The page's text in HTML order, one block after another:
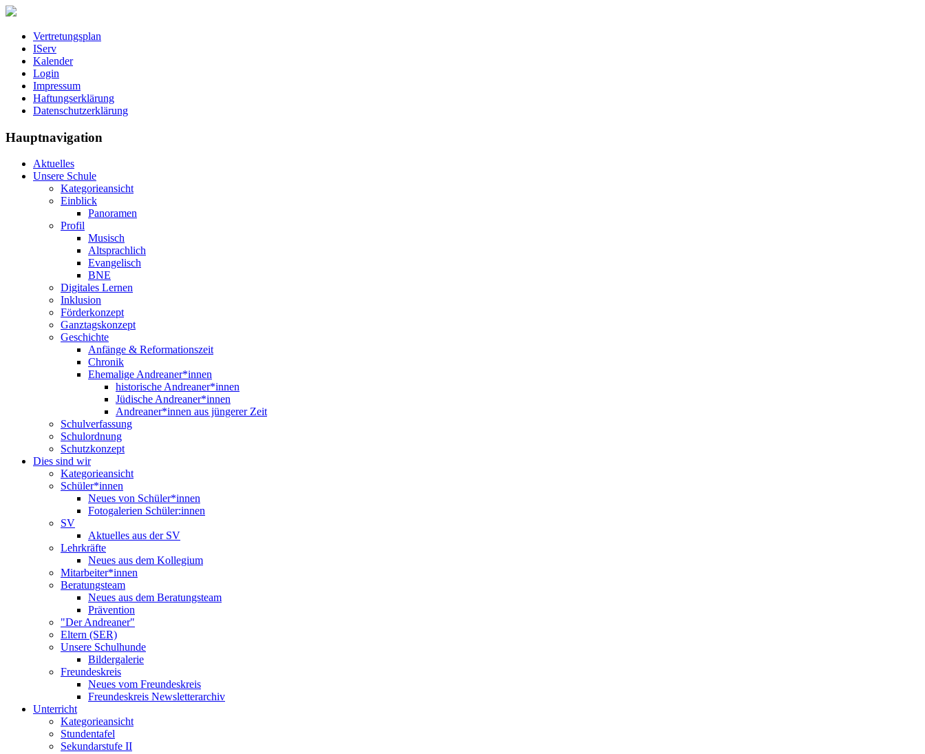
Vertretungsplan
IServ
Kalender
Login
Impressum
Haftungserklärung
Datenschutzerklärung
Hauptnavigation
Aktuelles
Unsere Schule
Kategorieansicht
Einblick
Panoramen
Profil
Musisch
Altsprachlich
Evangelisch
BNE
Digitales Lernen
Inklusion
Förderkonzept
Ganztagskonzept
Geschichte
Anfänge & Reformationszeit
Chronik
Ehemalige Andreaner*innen
historische Andreaner*innen
Jüdische Andreaner*innen
Andreaner*innen aus jüngerer Zeit
Schulverfassung
Schulordnung
Schutzkonzept
Dies sind wir
Kategorieansicht
Schüler*innen
Neues von Schüler*innen
Fotogalerien Schüler:innen
SV
Aktuelles aus der SV
Lehrkräfte
Neues aus dem Kollegium
Mitarbeiter*innen
Beratungsteam
Neues aus dem Beratungsteam
Prävention
"Der Andreaner"
Eltern (SER)
Unsere Schulhunde
Bildergalerie
Freundeskreis
Neues vom Freundeskreis
Freundeskreis Newsletterarchiv
Unterricht
Kategorieansicht
Stundentafel
Sekundarstufe II